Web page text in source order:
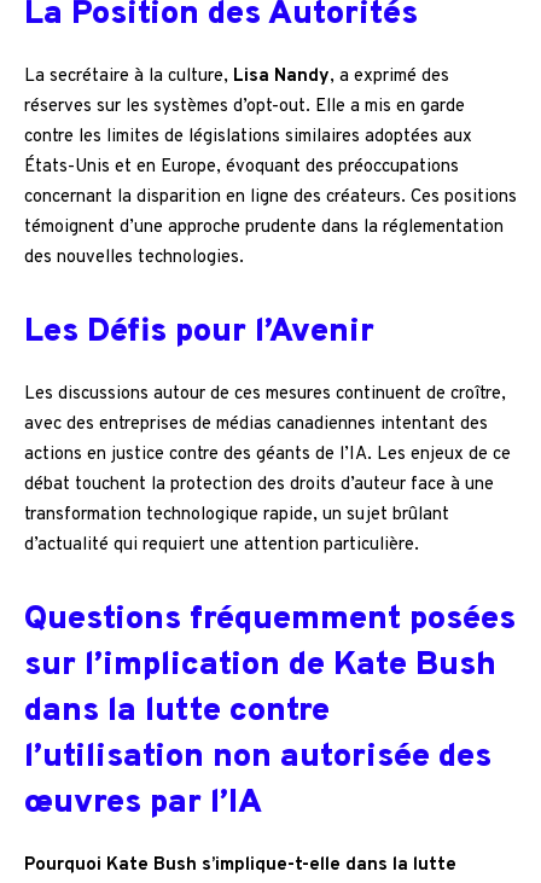
La Position des Autorités
La secrétaire à la culture, Lisa Nandy, a exprimé des
réserves sur les systèmes d’opt-out. Elle a mis en garde
contre les limites de législations similaires adoptées aux
États-Unis et en Europe, évoquant des préoccupations
concernant la disparition en ligne des créateurs. Ces positions
témoignent d’une approche prudente dans la réglementation
des nouvelles technologies.
Les Défis pour l’Avenir
Les discussions autour de ces mesures continuent de croître,
avec des entreprises de médias canadiennes intentant des
actions en justice contre des géants de l’IA. Les enjeux de ce
débat touchent la protection des droits d’auteur face à une
transformation technologique rapide, un sujet brûlant
d’actualité qui requiert une attention particulière.
Questions fréquemment posées
sur l’implication de Kate Bush
dans la lutte contre
l’utilisation non autorisée des
œuvres par l’IA
Pourquoi Kate Bush s’implique-t-elle dans la lutte